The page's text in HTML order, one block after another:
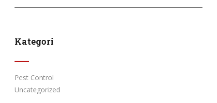
Kategori
Pest Control
Uncategorized